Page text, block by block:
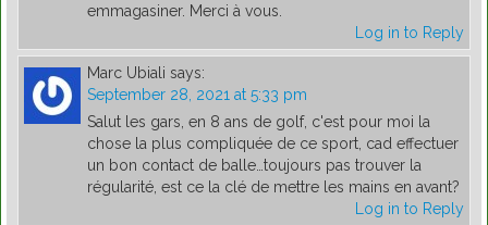
emmagasiner. Merci à vous.
Log in to Reply
Marc Ubiali says:
September 28, 2021 at 5:33 pm
Salut les gars, en 8 ans de golf, c'est pour moi la
chose la plus compliquée de ce sport, cad effectuer
un bon contact de balle…toujours pas trouver la
régularité, est ce la clé de mettre les mains en avant?
Log in to Reply